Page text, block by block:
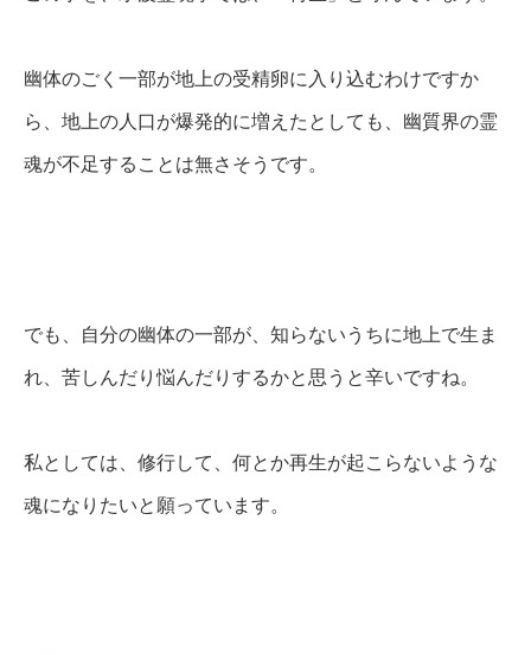
幽体のごく一部が地上の受精卵に入り込むわけですか
ら、地上の人口が爆発的に増えたとしても、幽質界の霊
魂が不足することは無さそうです。
でも、自分の幽体の一部が、知らないうちに地上で生ま
れ、苦しんだり悩んだりするかと思うと辛いですね。
私としては、修行して、何とか再生が起こらないような
魂になりたいと願っています。